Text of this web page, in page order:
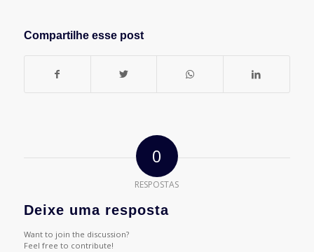
Compartilhe esse post
0
RESPOSTAS
Deixe uma resposta
Want to join the discussion?
Feel free to contribute!